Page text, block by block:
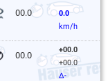
00.0
0.0
km/h
00.0
+00.0
+00.0
Δ-